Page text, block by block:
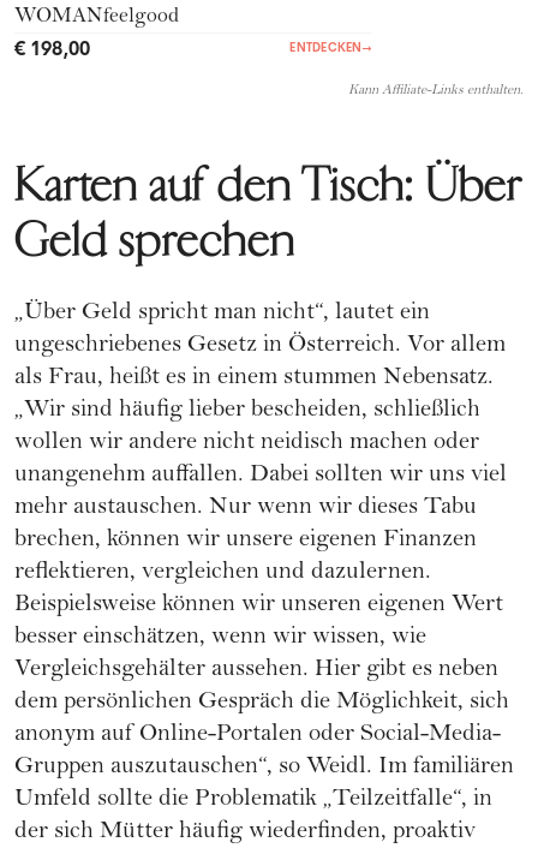
WOMANfeelgood
€ 198,00 ENTDECKEN →
Kann Affiliate-Links enthalten.
Karten auf den Tisch: Über
Geld sprechen
„Über Geld spricht man nicht“, lautet ein
ungeschriebenes Gesetz in Österreich. Vor allem
als Frau, heißt es in einem stummen Nebensatz.
„Wir sind häufig lieber bescheiden, schließlich
wollen wir andere nicht neidisch machen oder
unangenehm auffallen. Dabei sollten wir uns viel
mehr austauschen. Nur wenn wir dieses Tabu
brechen, können wir unsere eigenen Finanzen
reflektieren, vergleichen und dazulernen.
Beispielsweise können wir unseren eigenen Wert
besser einschätzen, wenn wir wissen, wie
Vergleichsgehälter aussehen. Hier gibt es neben
dem persönlichen Gespräch die Möglichkeit, sich
anonym auf Online-Portalen oder Social-Media-
Gruppen auszutauschen“, so Weidl. Im familiären
Umfeld sollte die Problematik „Teilzeitfalle“, in
der sich Mütter häufig wiederfinden, proaktiv